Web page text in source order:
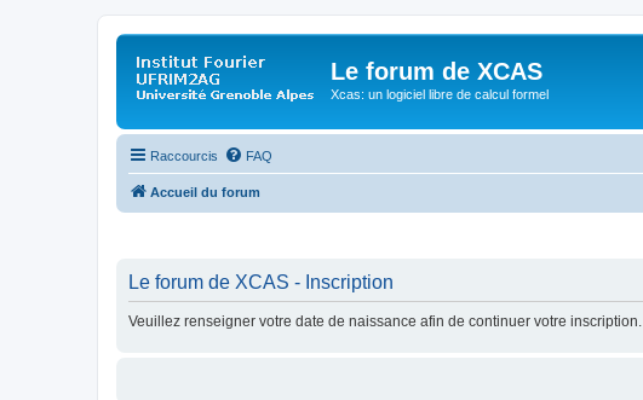
Le forum de XCAS
Xcas: un logiciel libre de calcul formel
Raccourcis FAQ
Accueil du forum
Le forum de XCAS - Inscription
Veuillez renseigner votre date de naissance afin de continuer votre inscription.